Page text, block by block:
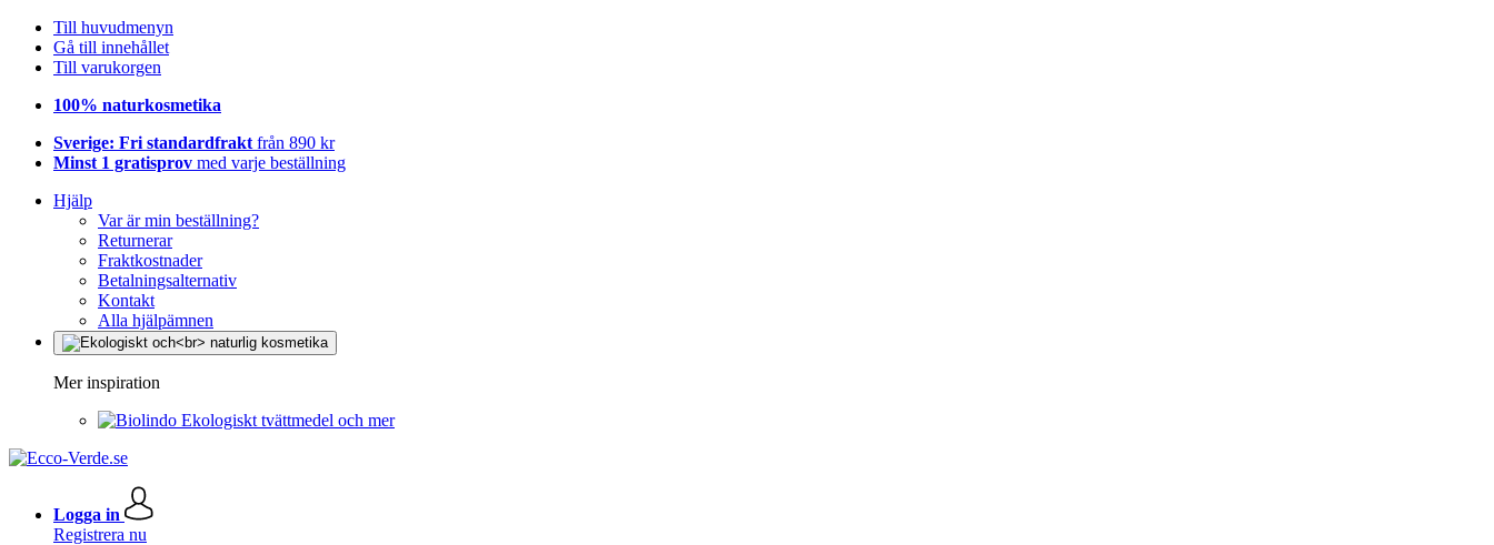
Till huvudmenyn
Gå till innehållet
Till varukorgen
100% naturkosmetika
Sverige: Fri standardfrakt från 890 kr
Minst 1 gratisprov med varje beställning
Hjälp
Var är min beställning?
Returnerar
Fraktkostnader
Betalningsalternativ
Kontakt
Alla hjälpämnen
Mer inspiration
Ekologiskt tvättmedel och mer
Logga in
Registrera nu